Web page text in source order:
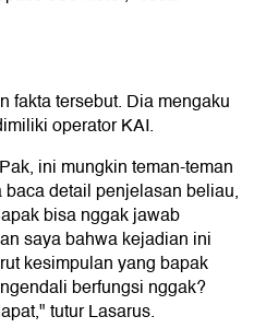
fakta tersebut. Dia mengaku
operator KAI.
ini mungkin teman-teman
detail penjelasan beliau,
bisa nggak jawab
saya bahwa kejadian ini
kesimpulan yang bapak
berfungsi nggak?
tutur Lasarus.